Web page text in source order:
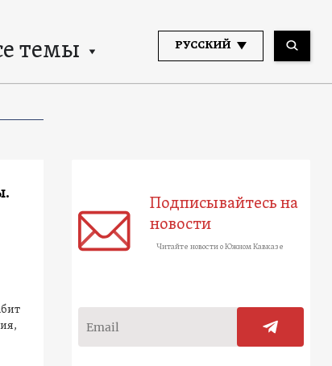
темы РУССКИЙ
Подписывайтесь на
новости
Читайте новости о Южном Кавказе